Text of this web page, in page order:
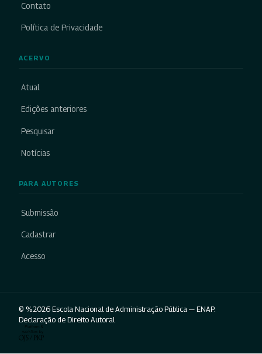
Contato
Política de Privacidade
ACERVO
Atual
Edições anteriores
Pesquisar
Notícias
PARA AUTORES
Submissão
Cadastrar
Acesso
© %2026 Escola Nacional de Administração Pública — ENAP.
Declaração de Direito Autoral